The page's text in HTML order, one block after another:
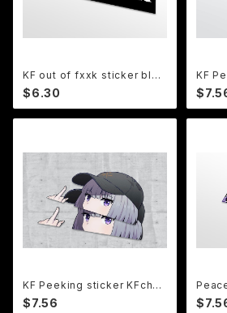
KF out of fxxk sticker blac
k
$6.30
KF
ver.6
KF Peeking sticker KFchan
"fuck"
$7.56
nimal